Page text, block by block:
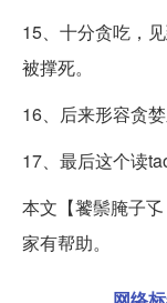
15、十分贪吃，
被撑死。
16、后来形容贪婪
17、最后这个读
本文【饕鬃腌子
家有帮助。